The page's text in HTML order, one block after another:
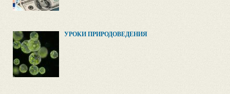
УРОКИ ПРИРОДОВЕДЕНИЯ